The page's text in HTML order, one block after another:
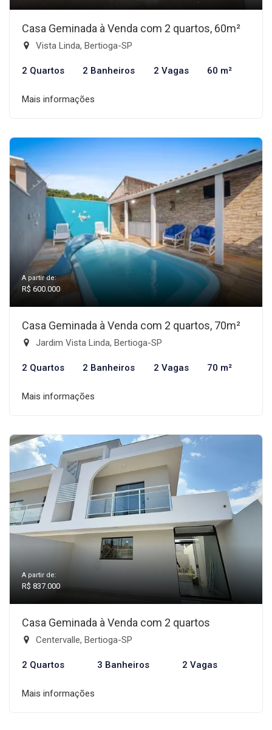
Casa Geminada à Venda com 2 quartos, 60m²
Vista Linda, Bertioga-SP
2 Quartos 2 Banheiros 2 Vagas 60 m²
Mais informações
A partir de:
R$ 600.000
Casa Geminada à Venda com 2 quartos, 70m²
Jardim Vista Linda, Bertioga-SP
2 Quartos 2 Banheiros 2 Vagas 70 m²
Mais informações
A partir de:
R$ 837.000
Casa Geminada à Venda com 2 quartos
Centervalle, Bertioga-SP
2 Quartos 3 Banheiros 2 Vagas
Mais informações